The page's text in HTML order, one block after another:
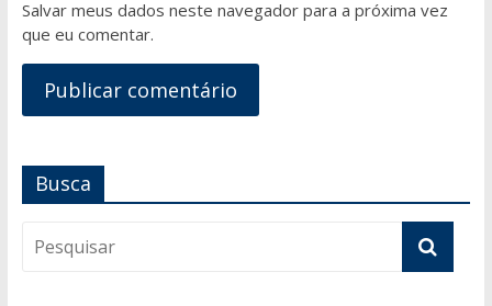
Salvar meus dados neste navegador para a próxima vez
que eu comentar.
Busca